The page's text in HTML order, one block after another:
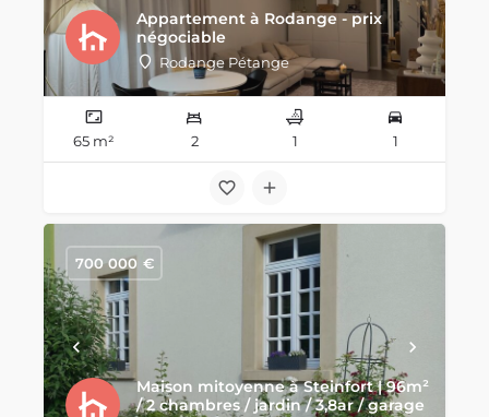
Appartement à Rodange - prix
négociable
Rodange Pétange
65 m² 2 1 1
Maison mitoyenne à Steinfort | 96m²
/ 2 chambres / jardin / 3,8ar / garage
€
700 000